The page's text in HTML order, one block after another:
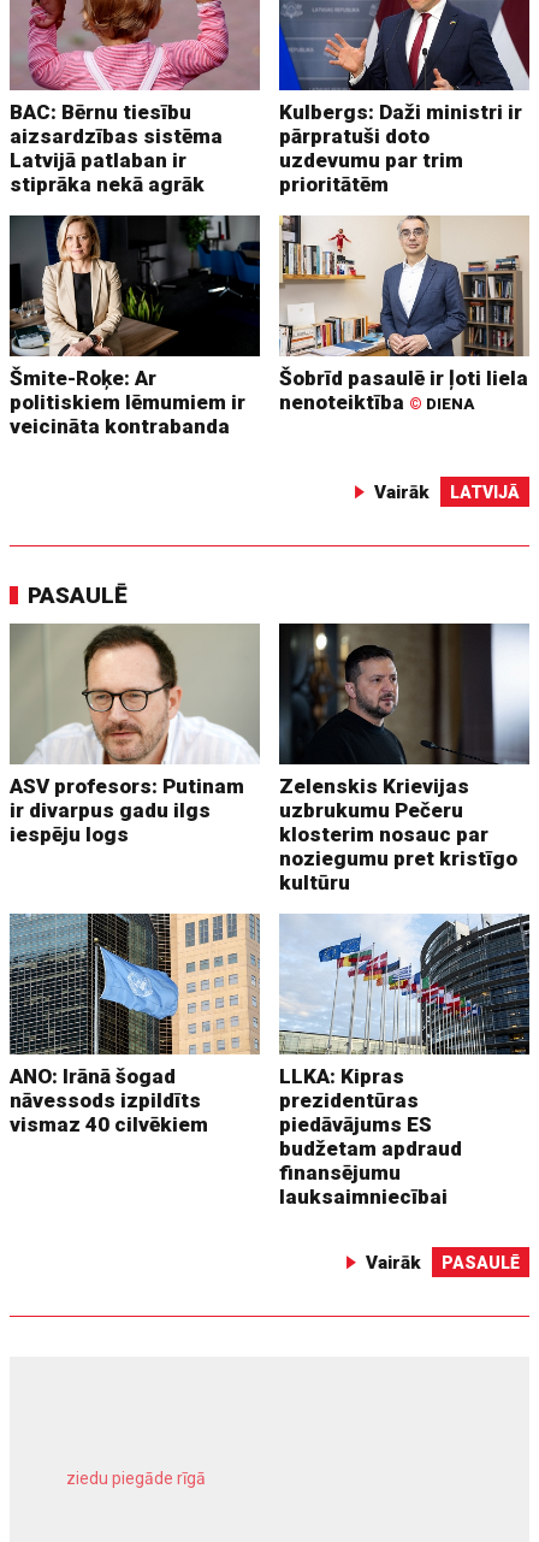
BAC: Bērnu tiesību
aizsardzības sistēma
Latvijā patlaban ir
stiprāka nekā agrāk
Kulbergs: Daži ministri ir
pārpratuši doto
uzdevumu par trim
prioritātēm
Šmite-Roķe: Ar
politiskiem lēmumiem ir
veicināta kontrabanda
Šobrīd pasaulē ir ļoti liela
nenoteiktība © DIENA
Vairāk LATVIJĀ
PASAULĒ
ASV profesors: Putinam
ir divarpus gadu ilgs
iespēju logs
Zelenskis Krievijas
uzbrukumu Pečeru
klosterim nosauc par
noziegumu pret kristīgo
kultūru
ANO: Irānā šogad
nāvessods izpildīts
vismaz 40 cilvēkiem
LLKA: Kipras
prezidentūras
piedāvājums ES
budžetam apdraud
finansējumu
lauksaimniecībai
Vairāk PASAULĒ
ziedu piegāde rīgā